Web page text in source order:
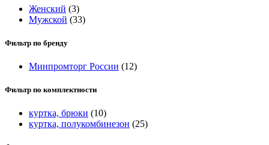
Женский (3)
Мужской (33)
Фильтр по бренду
Минпромторг России (12)
Фильтр по комплектности
куртка, брюки (10)
куртка, полукомбинезон (25)